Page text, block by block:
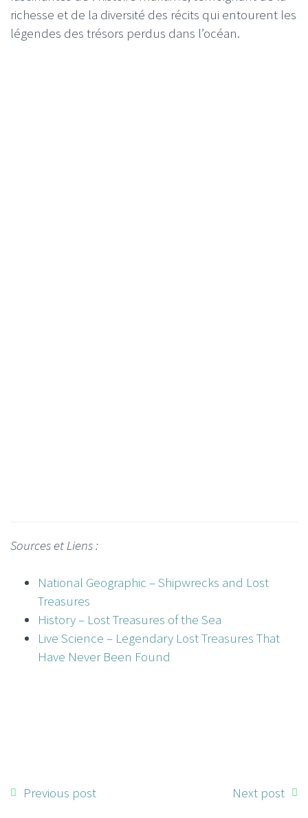
richesse et de la diversité des récits qui entourent les
légendes des trésors perdus dans l’océan.
Sources et Liens :
National Geographic – Shipwrecks and Lost
Treasures
History – Lost Treasures of the Sea
Live Science – Legendary Lost Treasures That
Have Never Been Found
Previous post Next post